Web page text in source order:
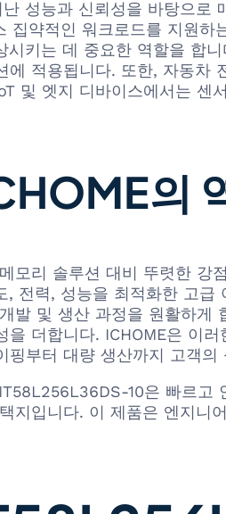
성능과 신뢰성을 바탕으로
약적인 워크로드를 지원
키는 데 중요한 역할을 합
에 적용됩니다. 또한, 자동
및 엣지 디바이스에서는
의
모리 솔루션 대비 뚜렷한
, 전력, 성능을 최적화한 고
발 및 생산 과정을 원활하
을 더합니다. ICHOME은 이
부터 대량 생산까지 고객
10은 빠르고
지입니다. 이 제품은 엔지